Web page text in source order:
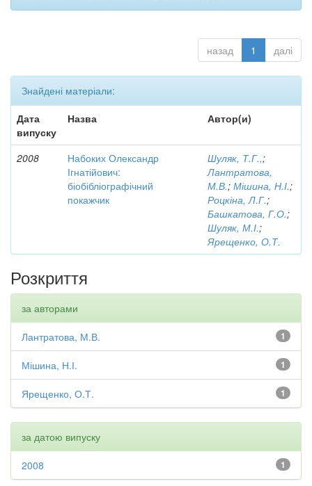
назад 1 далі
Знайдені матеріали:
Дата
випуску
Назва Автор(и)
2008
Набоких Олександр
Ігнатійович:
біобібліографічний
покажчик
Шуляк, Т.Г.,;
Лантратова,
М.В.; Мішина, Н.І.;
Роцкіна, Л.Г.;
Башкатова, Г.О.;
Шуляк, М.І.;
Ярещенко, О.Т.
Розкриття
за авторами
1
Лантратова, М.В.
1
Мішина, Н.І.
1
Ярещенко, О.Т.
за датою випуску
1
2008